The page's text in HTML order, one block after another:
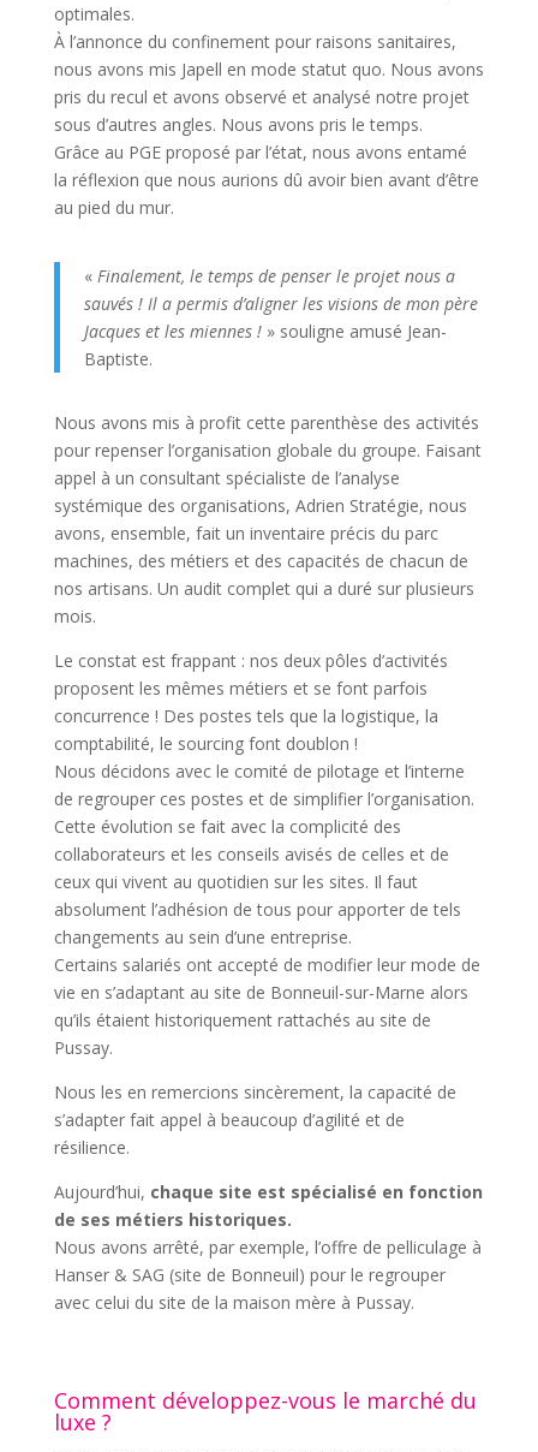
optimales.
À l’annonce du confinement pour raisons sanitaires,
nous avons mis Japell en mode statut quo. Nous avons
pris du recul et avons observé et analysé notre projet
sous d’autres angles. Nous avons pris le temps.
Grâce au PGE proposé par l’état, nous avons entamé
la réflexion que nous aurions dû avoir bien avant d’être
au pied du mur.
«Finalement, le temps de penser le projet nous a
sauvés ! Il a permis d’aligner les visions de mon père
Jacques et les miennes !» souligne amusé Jean-
Baptiste.
Nous avons mis à profit cette parenthèse des activités
pour repenser l’organisation globale du groupe. Faisant
appel à un consultant spécialiste de l’analyse
systémique des organisations, Adrien Stratégie, nous
avons, ensemble, fait un inventaire précis du parc
machines, des métiers et des capacités de chacun de
nos artisans. Un audit complet qui a duré sur plusieurs
mois.
Le constat est frappant : nos deux pôles d’activités
proposent les mêmes métiers et se font parfois
concurrence ! Des postes tels que la logistique, la
comptabilité, le sourcing font doublon !
Nous décidons avec le comité de pilotage et l’interne
de regrouper ces postes et de simplifier l’organisation.
Cette évolution se fait avec la complicité des
collaborateurs et les conseils avisés de celles et de
ceux qui vivent au quotidien sur les sites. Il faut
absolument l’adhésion de tous pour apporter de tels
changements au sein d’une entreprise.
Certains salariés ont accepté de modifier leur mode de
vie en s’adaptant au site de Bonneuil-sur-Marne alors
qu’ils étaient historiquement rattachés au site de
Pussay.
Nous les en remercions sincèrement, la capacité de
s’adapter fait appel à beaucoup d’agilité et de
résilience.
Aujourd’hui, chaque site est spécialisé en fonction
de ses métiers historiques.
Nous avons arrêté, par exemple, l’offre de pelliculage à
Hanser & SAG (site de Bonneuil) pour le regrouper
avec celui du site de la maison mère à Pussay.
Comment développez-vous le marché du
luxe ?